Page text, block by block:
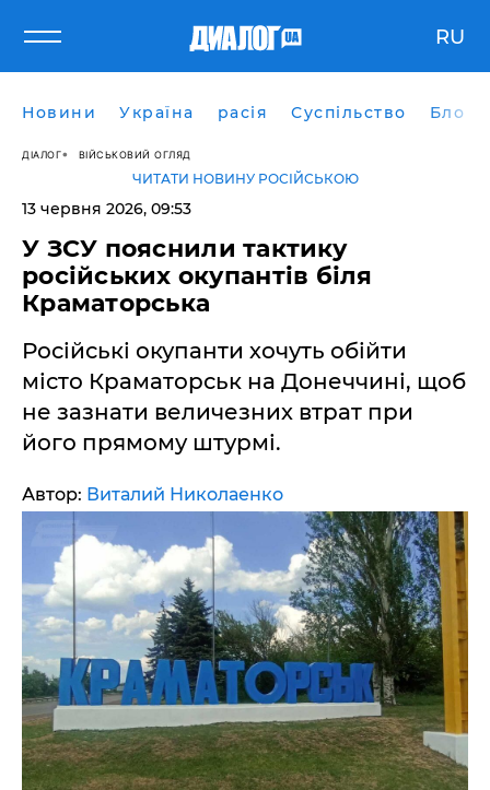
RU
Новини Україна расія Суспільство Блоги
ДІАЛОГ ВІЙСЬКОВИЙ ОГЛЯД
ЧИТАТИ НОВИНУ РОСІЙСЬКОЮ
13 червня 2026, 09:53
​У ЗСУ пояснили тактику
російських окупантів біля
Краматорська
Російські окупанти хочуть обійти
місто Краматорськ на Донеччині, щоб
не зазнати величезних втрат при
його прямому штурмі.
Автор: Виталий Николаенко